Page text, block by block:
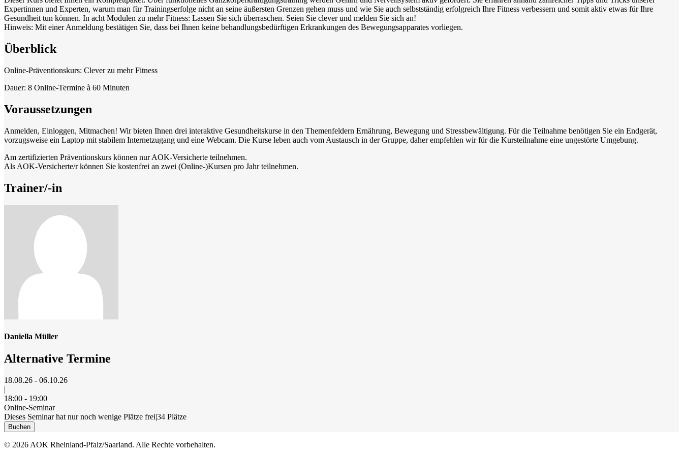
Expertinnen und Experten, warum man für Trainingserfolge nicht an seine äußersten Grenzen gehen muss und wie Sie auch selbstständig erfolgreich Ihre Fitness verbessern und somit aktiv etwas für Ihre
Gesundheit tun können. In acht Modulen zu mehr Fitness: Lassen Sie sich überraschen. Seien Sie clever und melden Sie sich an!
Hinweis: Mit einer Anmeldung bestätigen Sie, dass bei Ihnen keine behandlungsbedürftigen Erkrankungen des Bewegungsapparates vorliegen.
Überblick
Online-Präventionskurs: Clever zu mehr Fitness
Dauer: 8 Online-Termine à 60 Minuten
Voraussetzungen
Anmelden, Einloggen, Mitmachen! Wir bieten Ihnen drei interaktive Gesundheitskurse in den Themenfeldern Ernährung, Bewegung und Stressbewältigung. Für die Teilnahme benötigen Sie ein Endgerät,
vorzugsweise ein Laptop mit stabilem Internetzugang und eine Webcam. Die Kurse leben auch vom Austausch in der Gruppe, daher empfehlen wir für die Kursteilnahme eine ungestörte Umgebung.
Am zertifizierten Präventionskurs können nur AOK-Versicherte teilnehmen.
Als AOK-Versicherte/r können Sie kostenfrei an zwei (Online-)Kursen pro Jahr teilnehmen.
Trainer/-in
Daniella Müller
Alternative Termine
18.08.26 - 06.10.26
|
18:00 - 19:00
Online-Seminar
Dieses Seminar hat nur noch wenige Plätze frei|34 Plätze
Buchen
© 2026 AOK Rheinland-Pfalz/Saarland. Alle Rechte vorbehalten.